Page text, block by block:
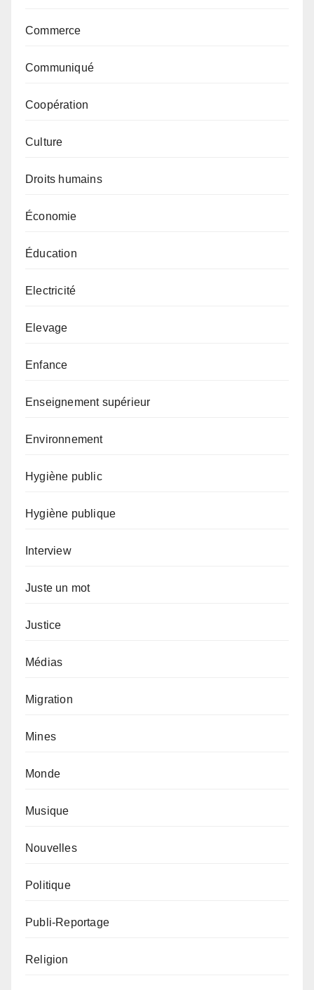
Commerce
Communiqué
Coopération
Culture
Droits humains
Économie
Éducation
Electricité
Elevage
Enfance
Enseignement supérieur
Environnement
Hygiène public
Hygiène publique
Interview
Juste un mot
Justice
Médias
Migration
Mines
Monde
Musique
Nouvelles
Politique
Publi-Reportage
Religion